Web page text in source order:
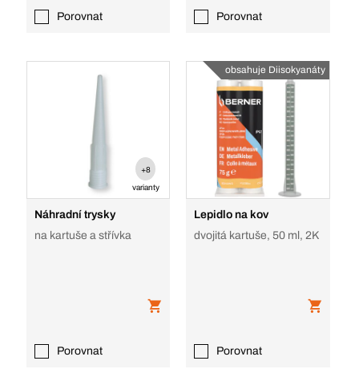
Porovnat Porovnat
+8
varianty
Náhradní trysky
na kartuše a střívka
Porovnat
obsahuje Diisokyanáty
Lepidlo na kov
dvojitá kartuše, 50 ml, 2K
Porovnat